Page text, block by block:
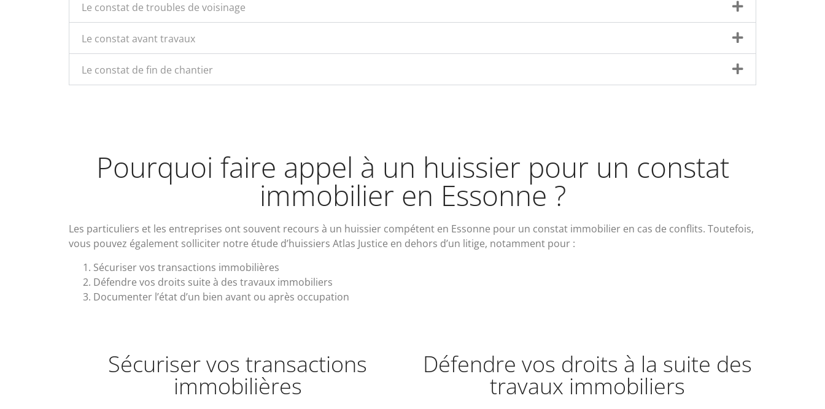
Le constat de troubles de voisinage
Le constat avant travaux
Le constat de fin de chantier
Pourquoi faire appel à un huissier pour un constat
immobilier en Essonne ?
Les particuliers et les entreprises ont souvent recours à un huissier compétent en Essonne pour un constat immobilier en cas de conflits. Toutefois,
vous pouvez également solliciter notre étude d’huissiers Atlas Justice en dehors d’un litige, notamment pour :
Sécuriser vos transactions immobilières
Défendre vos droits suite à des travaux immobiliers
Documenter l’état d’un bien avant ou après occupation
Sécuriser vos transactions
immobilières
Défendre vos droits à la suite des
travaux immobiliers